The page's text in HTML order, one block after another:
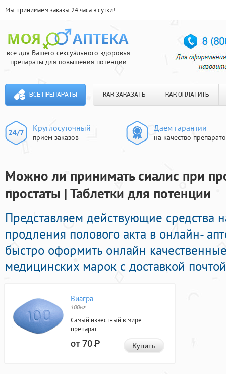
Мы принимаем заказы 24 часа в сутки!
все для Вашего сексуального здоровья
препараты для повышения потенции
ВСЕ ПРЕПАРАТЫ КАК ЗАКАЗАТЬ КАК ОПЛАТИТЬ
Круглосуточный
прием заказов
Даем гарантии
на качество
Можно ли принимать сиалис при
простаты | Таблетки для потенции
Представляем действующие средства
продления полового акта в онлайн-
быстро оформить онлайн
медицинских марок с доставкой
Виагра
100мг
Самый известный в мире
препарат
от 70Р Купить